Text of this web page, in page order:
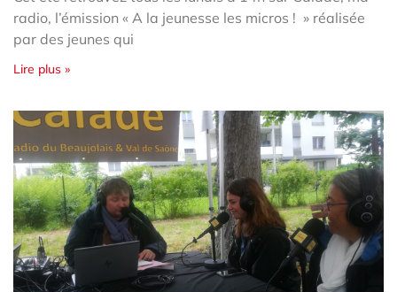
radio, l’émission « A la jeunesse les micros ! » réalisée
par des jeunes qui
Lire plus »